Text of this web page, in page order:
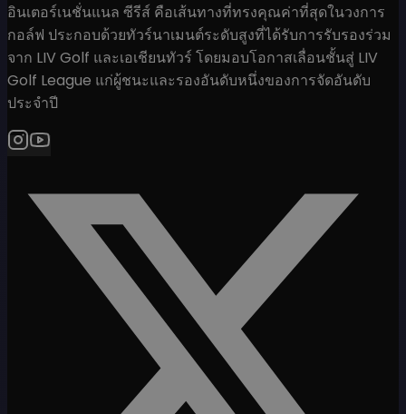
อินเตอร์เนชั่นแนล ซีรีส์ คือเส้นทางที่ทรงคุณค่าที่สุดในวงการ
กอล์ฟ ประกอบด้วยทัวร์นาเมนต์ระดับสูงที่ได้รับการรับรองร่วม
จาก LIV Golf และเอเชียนทัวร์ โดยมอบโอกาสเลื่อนชั้นสู่ LIV
Golf League แก่ผู้ชนะและรองอันดับหนึ่งของการจัดอันดับ
ประจำปี